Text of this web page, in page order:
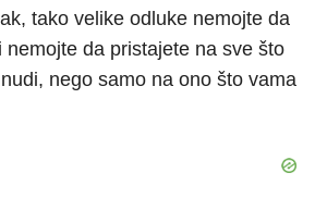
tako velike odluke nemojte da
nemojte da pristajete na sve što
nego samo na ono što vama